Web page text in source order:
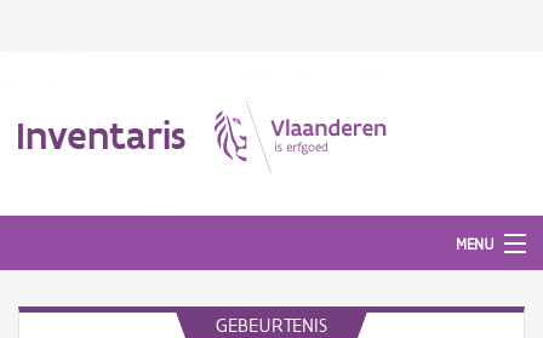
Inventaris
MENU
GEBEURTENIS